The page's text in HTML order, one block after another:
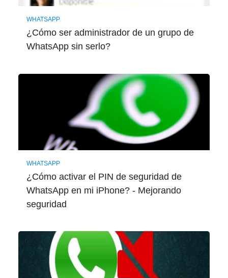
WHATSAPP
¿Cómo ser administrador de un grupo de
WhatsApp sin serlo?
WHATSAPP
¿Cómo activar el PIN de seguridad de
WhatsApp en mi iPhone? - Mejorando
seguridad